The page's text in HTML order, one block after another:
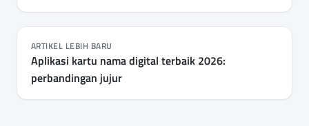
ARTIKEL LEBIH BARU
Aplikasi kartu nama digital terbaik 2026:
perbandingan jujur